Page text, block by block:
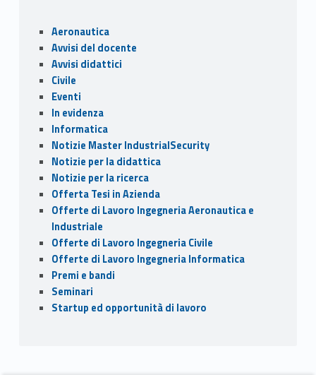
Sidebar
Aeronautica
Avvisi del docente
Avvisi didattici
Civile
Eventi
In evidenza
Informatica
Notizie Master IndustrialSecurity
Notizie per la didattica
Notizie per la ricerca
Offerta Tesi in Azienda
Offerte di Lavoro Ingegneria Aeronautica e
Industriale
Offerte di Lavoro Ingegneria Civile
Offerte di Lavoro Ingegneria Informatica
Premi e bandi
Seminari
Startup ed opportunità di lavoro